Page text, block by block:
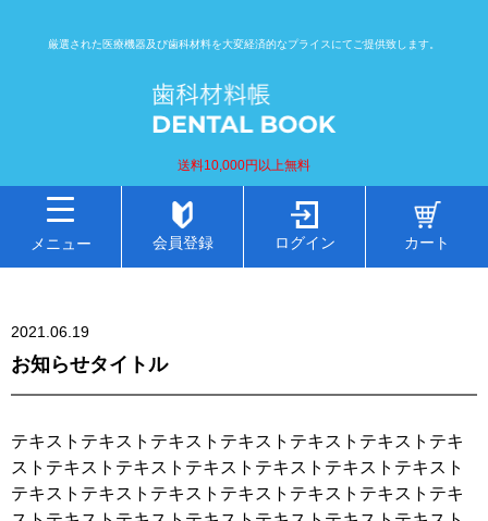
厳選された医療機器及び歯科材料を大変経済的なプライスにてご提供致します。
送料10,000円以上無料
メニュー 会員登録 ログイン カート
2021.06.19
お知らせタイトル
テキストテキストテキストテキストテキストテキストテキ
ストテキストテキストテキストテキストテキストテキスト
テキストテキストテキストテキストテキストテキストテキ